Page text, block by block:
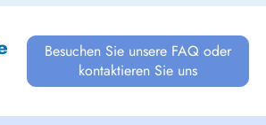
Besuchen Sie unsere FAQ oder
kontaktieren Sie uns